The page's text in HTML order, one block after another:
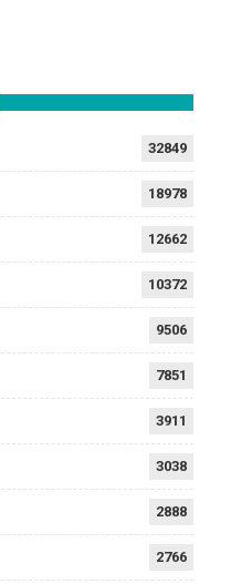
32849
18978
12662
10372
9506
7851
3911
3038
2888
2766